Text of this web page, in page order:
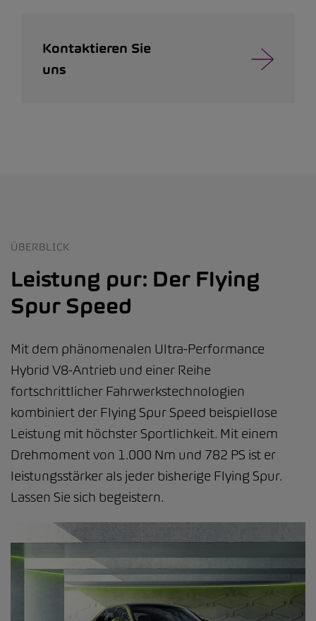
Kontaktieren Sie
uns
ÜBERBLICK
Leistung pur: Der Flying
Spur Speed
Mit dem phänomenalen Ultra-Performance
Hybrid V8-Antrieb und einer Reihe
fortschrittlicher Fahrwerkstechnologien
kombiniert der Flying Spur Speed beispiellose
Leistung mit höchster Sportlichkeit. Mit einem
Drehmoment von 1.000 Nm und 782 PS ist er
leistungsstärker als jeder bisherige Flying Spur.
Lassen Sie sich begeistern.